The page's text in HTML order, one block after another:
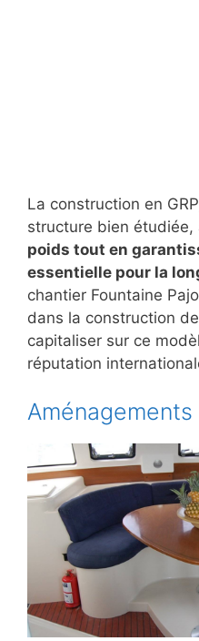
La construction en
structure bien étudiée,
poids tout en
essentielle pour la
chantier Fountaine
dans la construction
capitaliser sur ce
réputation